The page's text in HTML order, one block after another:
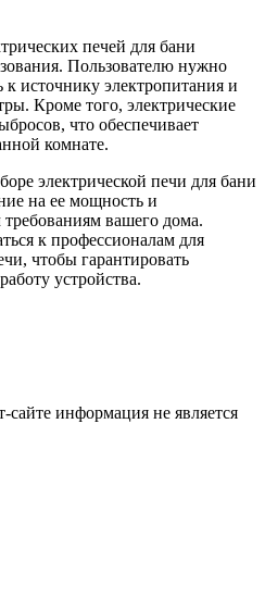
печей для бани
Пользователю нужно
источнику электропитания и
Кроме того, электрические
что обеспечивает
комнате.
электрической печи для бани
на ее мощность и
требованиям вашего дома.
к профессионалам для
чтобы гарантировать
устройства.
сайте информация не является